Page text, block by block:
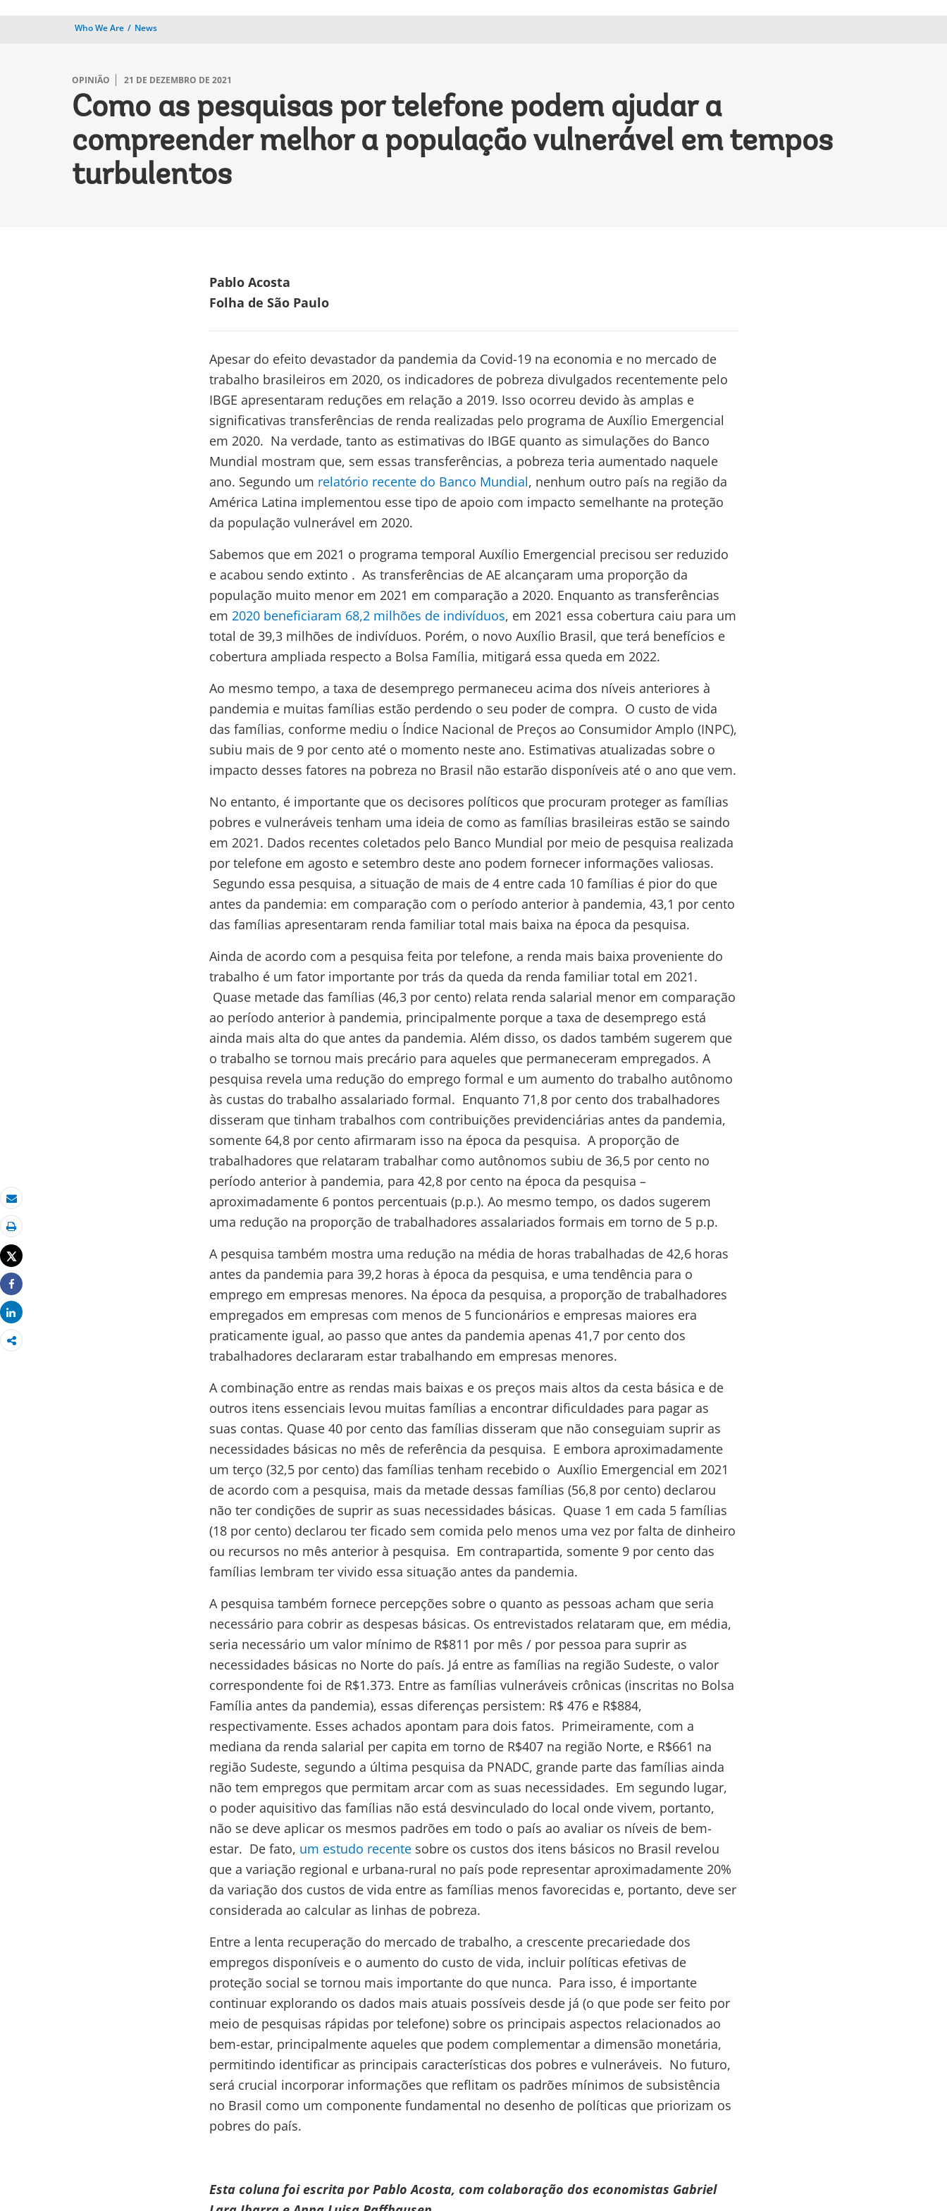
Who We Are News
OPINIÃO 21 DE DEZEMBRO DE 2021
Como as pesquisas por telefone podem ajudar a
compreender melhor a população vulnerável em tempos
turbulentos
Pablo Acosta
Folha de São Paulo
Email
Imprimir
Tweet
Share
Share
Apesar do efeito devastador da pandemia da Covid-19 na economia e no mercado de
trabalho brasileiros em 2020, os indicadores de pobreza divulgados recentemente pelo
IBGE apresentaram reduções em relação a 2019. Isso ocorreu devido às amplas e
significativas transferências de renda realizadas pelo programa de Auxílio Emergencial
em 2020. Na verdade, tanto as estimativas do IBGE quanto as simulações do Banco
Mundial mostram que, sem essas transferências, a pobreza teria aumentado naquele
ano. Segundo um relatório recente do Banco Mundial, nenhum outro país na região da
América Latina implementou esse tipo de apoio com impacto semelhante na proteção
da população vulnerável em 2020.
Sabemos que em 2021 o programa temporal Auxílio Emergencial precisou ser reduzido
e acabou sendo extinto . As transferências de AE alcançaram uma proporção da
população muito menor em 2021 em comparação a 2020. Enquanto as transferências
em 2020 beneficiaram 68,2 milhões de indivíduos, em 2021 essa cobertura caiu para um
total de 39,3 milhões de indivíduos. Porém, o novo Auxílio Brasil, que terá benefícios e
cobertura ampliada respecto a Bolsa Família, mitigará essa queda em 2022.
Ao mesmo tempo, a taxa de desemprego permaneceu acima dos níveis anteriores à
pandemia e muitas famílias estão perdendo o seu poder de compra. O custo de vida
das famílias, conforme mediu o Índice Nacional de Preços ao Consumidor Amplo (INPC),
subiu mais de 9 por cento até o momento neste ano. Estimativas atualizadas sobre o
impacto desses fatores na pobreza no Brasil não estarão disponíveis até o ano que vem.
No entanto, é importante que os decisores políticos que procuram proteger as famílias
pobres e vulneráveis tenham uma ideia de como as famílias brasileiras estão se saindo
em 2021. Dados recentes coletados pelo Banco Mundial por meio de pesquisa realizada
por telefone em agosto e setembro deste ano podem fornecer informações valiosas.
Segundo essa pesquisa, a situação de mais de 4 entre cada 10 famílias é pior do que
antes da pandemia: em comparação com o período anterior à pandemia, 43,1 por cento
das famílias apresentaram renda familiar total mais baixa na época da pesquisa.
Ainda de acordo com a pesquisa feita por telefone, a renda mais baixa proveniente do
trabalho é um fator importante por trás da queda da renda familiar total em 2021.
Quase metade das famílias (46,3 por cento) relata renda salarial menor em comparação
ao período anterior à pandemia, principalmente porque a taxa de desemprego está
ainda mais alta do que antes da pandemia. Além disso, os dados também sugerem que
o trabalho se tornou mais precário para aqueles que permaneceram empregados. A
pesquisa revela uma redução do emprego formal e um aumento do trabalho autônomo
às custas do trabalho assalariado formal. Enquanto 71,8 por cento dos trabalhadores
disseram que tinham trabalhos com contribuições previdenciárias antes da pandemia,
somente 64,8 por cento afirmaram isso na época da pesquisa. A proporção de
trabalhadores que relataram trabalhar como autônomos subiu de 36,5 por cento no
período anterior à pandemia, para 42,8 por cento na época da pesquisa –
aproximadamente 6 pontos percentuais (p.p.). Ao mesmo tempo, os dados sugerem
uma redução na proporção de trabalhadores assalariados formais em torno de 5 p.p.
A pesquisa também mostra uma redução na média de horas trabalhadas de 42,6 horas
antes da pandemia para 39,2 horas à época da pesquisa, e uma tendência para o
emprego em empresas menores. Na época da pesquisa, a proporção de trabalhadores
empregados em empresas com menos de 5 funcionários e empresas maiores era
praticamente igual, ao passo que antes da pandemia apenas 41,7 por cento dos
trabalhadores declararam estar trabalhando em empresas menores.
A combinação entre as rendas mais baixas e os preços mais altos da cesta básica e de
outros itens essenciais levou muitas famílias a encontrar dificuldades para pagar as
suas contas. Quase 40 por cento das famílias disseram que não conseguiam suprir as
necessidades básicas no mês de referência da pesquisa. E embora aproximadamente
um terço (32,5 por cento) das famílias tenham recebido o Auxílio Emergencial em 2021
de acordo com a pesquisa, mais da metade dessas famílias (56,8 por cento) declarou
não ter condições de suprir as suas necessidades básicas. Quase 1 em cada 5 famílias
(18 por cento) declarou ter ficado sem comida pelo menos uma vez por falta de dinheiro
ou recursos no mês anterior à pesquisa. Em contrapartida, somente 9 por cento das
famílias lembram ter vivido essa situação antes da pandemia.
A pesquisa também fornece percepções sobre o quanto as pessoas acham que seria
necessário para cobrir as despesas básicas. Os entrevistados relataram que, em média,
seria necessário um valor mínimo de R$811 por mês / por pessoa para suprir as
necessidades básicas no Norte do país. Já entre as famílias na região Sudeste, o valor
correspondente foi de R$1.373. Entre as famílias vulneráveis crônicas (inscritas no Bolsa
Família antes da pandemia), essas diferenças persistem: R$ 476 e R$884,
respectivamente. Esses achados apontam para dois fatos. Primeiramente, com a
mediana da renda salarial per capita em torno de R$407 na região Norte, e R$661 na
região Sudeste, segundo a última pesquisa da PNADC, grande parte das famílias ainda
não tem empregos que permitam arcar com as suas necessidades. Em segundo lugar,
o poder aquisitivo das famílias não está desvinculado do local onde vivem, portanto,
não se deve aplicar os mesmos padrões em todo o país ao avaliar os níveis de bem-
estar. De fato, um estudo recente sobre os custos dos itens básicos no Brasil revelou
que a variação regional e urbana-rural no país pode representar aproximadamente 20%
da variação dos custos de vida entre as famílias menos favorecidas e, portanto, deve ser
considerada ao calcular as linhas de pobreza.
Entre a lenta recuperação do mercado de trabalho, a crescente precariedade dos
empregos disponíveis e o aumento do custo de vida, incluir políticas efetivas de
proteção social se tornou mais importante do que nunca. Para isso, é importante
continuar explorando os dados mais atuais possíveis desde já (o que pode ser feito por
meio de pesquisas rápidas por telefone) sobre os principais aspectos relacionados ao
bem-estar, principalmente aqueles que podem complementar a dimensão monetária,
permitindo identificar as principais características dos pobres e vulneráveis. No futuro,
será crucial incorporar informações que reflitam os padrões mínimos de subsistência
no Brasil como um componente fundamental no desenho de políticas que priorizam os
pobres do país.
Esta coluna foi escrita por Pablo Acosta, com colaboração dos economistas Gabriel